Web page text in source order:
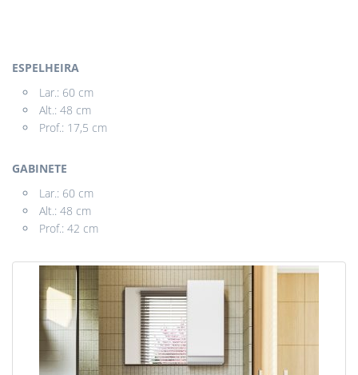
ESPELHEIRA
Lar.: 60 cm
Alt.: 48 cm
Prof.: 17,5 cm
GABINETE
Lar.: 60 cm
Alt.: 48 cm
Prof.: 42 cm